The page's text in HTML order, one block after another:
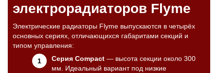
электрорадиаторов Flyme
Электрические радиаторы Flyme выпускаются в четырёх
основных сериях, отличающихся габаритами секций и
типом управления:
Серия Compact — высота секции около 300
мм. Идеальный вариант под низкие